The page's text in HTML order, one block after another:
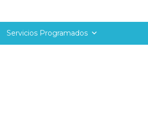
Servicios Programados